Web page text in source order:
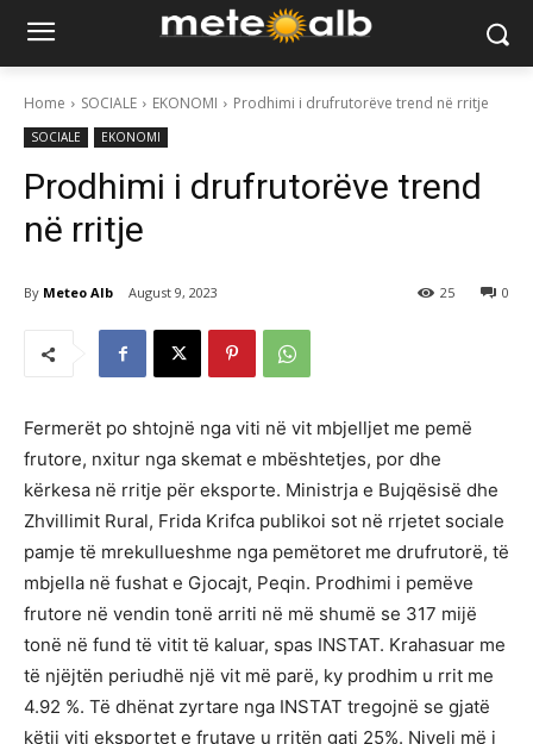
Home SOCIALE EKONOMI Prodhimi i drufrutorëve trend në rritje
SOCIALE EKONOMI
Prodhimi i drufrutorëve trend
në rritje
By Meteo Alb August 9, 2023 0
25
Fermerët po shtojnë nga viti në vit mbjelljet me pemë
frutore, nxitur nga skemat e mbështetjes, por dhe
kërkesa në rritje për eksporte. Ministrja e Bujqësisë dhe
Zhvillimit Rural, Frida Krifca publikoi sot në rrjetet sociale
pamje të mrekullueshme nga pemëtoret me drufrutorë, të
mbjella në fushat e Gjocajt, Peqin. Prodhimi i pemëve
frutore në vendin tonë arriti në më shumë se 317 mijë
tonë në fund të vitit të kaluar, spas INSTAT. Krahasuar me
të njëjtën periudhë një vit më parë, ky prodhim u rrit me
4.92 %. Të dhënat zyrtare nga INSTAT tregojnë se gjatë
këtij viti eksportet e frutave u rritën gati 25%. Niveli më i